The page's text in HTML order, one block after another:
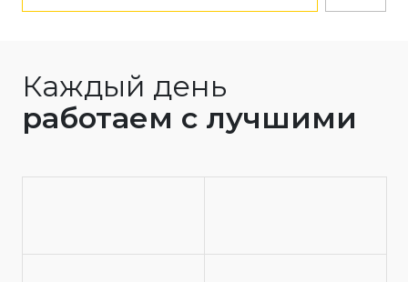
Каждый день
работаем с лучшими